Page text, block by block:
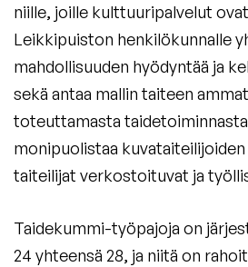
niille, joille kulttuuripalvelut
Leikkipuiston henkilökunnalle
mahdollisuuden hyödyntää ja
sekä antaa mallin taiteen
toteuttamasta
monipuolistaa
taiteilijat verkostoituvat ja
Taidekummi-työpajoja on
24 yhteensä 28, ja niitä on